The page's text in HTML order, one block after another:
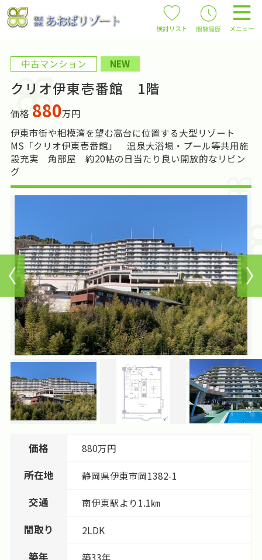
中古マンション NEW
クリオ伊東壱番館 1階
価格 880万円
伊東市街や相模湾を望む高台に位置する大型リゾート
MS「クリオ伊東壱番館」 温泉大浴場・プール等共用施
設充実 角部屋 約20帖の日当たり良い開放的なリビン
グ
価格 880万円
所在地 静岡県伊東市岡1382-1
交通 南伊東駅より1.1㎞
間取り 2LDK
築年 築33年